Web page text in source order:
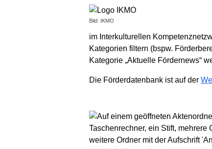
Bild: IKMO
im Interkulturellen
Kategorien filtern (bspw.
Kategorie „Aktuelle Fördernews“
Die Förderdatenbank ist auf der